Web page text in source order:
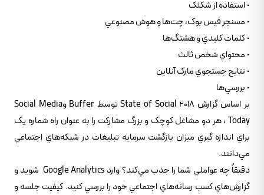
• استفاده از شکلک
• مسنجر فيس بوک، چت‌ها و هوش مصنوعي
• کلمات کليدي و هشتگ‌ها
• محتواي شخص ثالث
• نتايج جستجوي مارک آنلاين
• بررسي‌ها
بر اساس گزارش State of Social 2018 توسط Buffer وSocial Media
Today ، هر دو مشاغل کوچک و بزرگ مشارکت را به عنوان راه شماره يک
براي اندازه گيري ميزان بازگشت سرمايه تبليغات در شبکه‌هاي اجتماعي
مي‌دانند.
دقيقاً چه عواملي شما را جذب مي‌کند؟ وارد Google Analytics شويد و
گزارش‌هاي کسب رسانه‌هاي اجتماعي خود را بررسي کنيد. کيفيت جلسه و